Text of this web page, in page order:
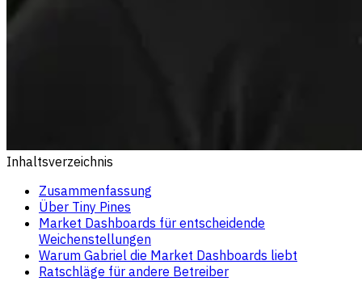
Inhaltsverzeichnis
Zusammenfassung
Über Tiny Pines
Market Dashboards für entscheidende
Weichenstellungen
Warum Gabriel die Market Dashboards liebt
Ratschläge für andere Betreiber